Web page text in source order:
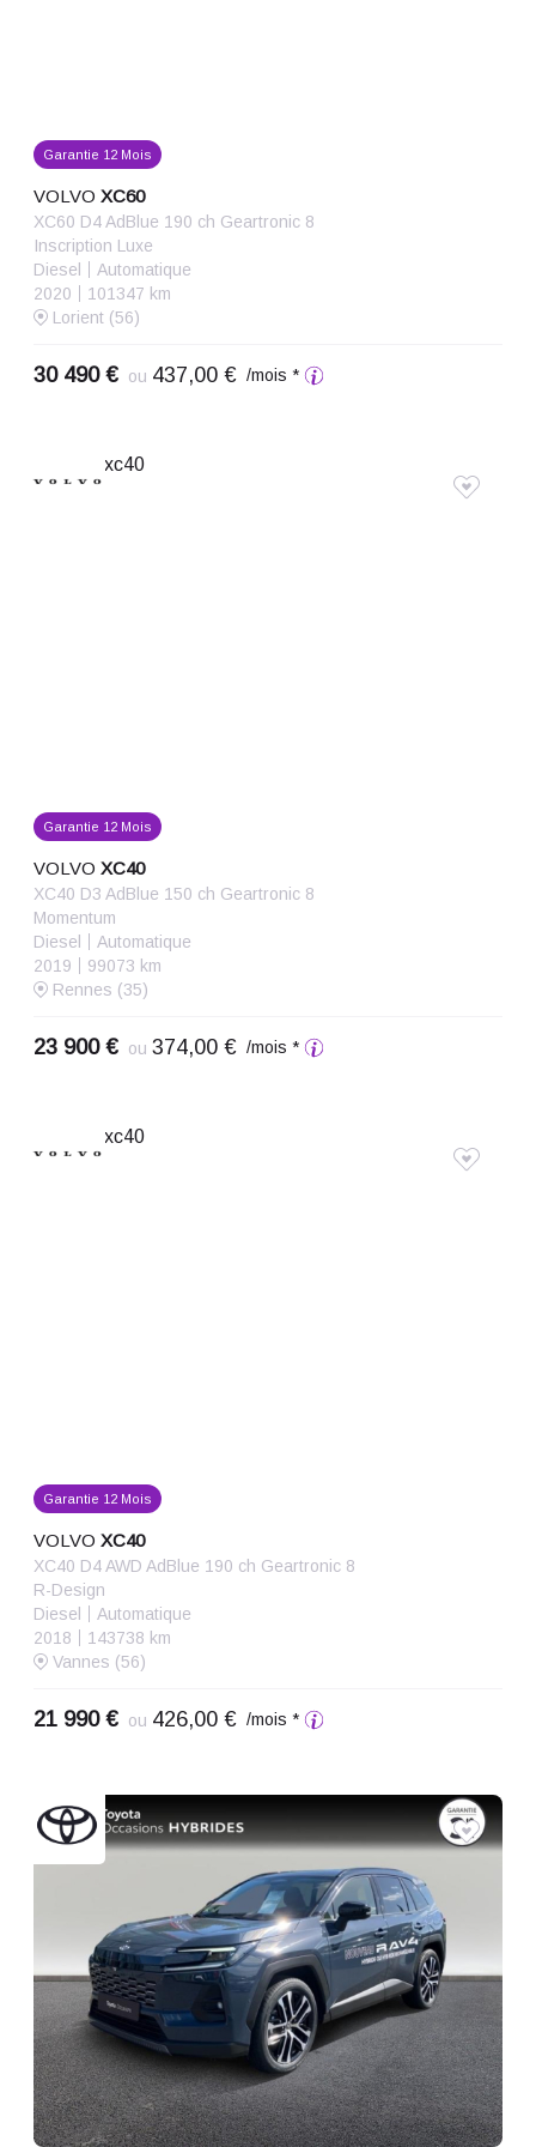
Garantie 12 Mois
VOLVO XC60
XC60 D4 AdBlue 190 ch Geartronic 8
Inscription Luxe
Diesel
Automatique
2020
101347 km
Lorient (56)
30 490 € ou 437,00 € /mois *
Garantie 12 Mois
VOLVO XC40
XC40 D3 AdBlue 150 ch Geartronic 8
Momentum
Diesel
Automatique
2019
99073 km
Rennes (35)
23 900 € ou 374,00 € /mois *
Garantie 12 Mois
VOLVO XC40
XC40 D4 AWD AdBlue 190 ch Geartronic 8
R-Design
Diesel
Automatique
2018
143738 km
Vannes (56)
21 990 € ou 426,00 € /mois *